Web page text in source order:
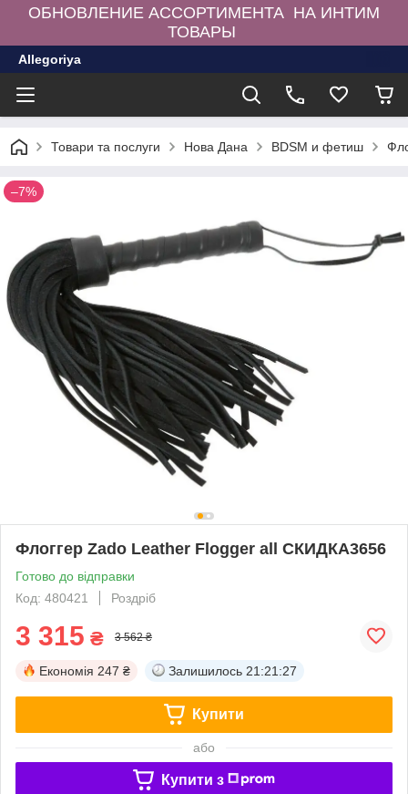
ОБНОВЛЕНИЕ АССОРТИМЕНТА НА ИНТИМ
ТОВАРЫ
Allegoriya
Товари та послуги Нова Дана BDSM и фетиш
–7%
Флоггер Zado Leather Flogger all СКИДКА3656
Готово до відправки
Код: 480421
Роздріб
3 315 ₴ 3 562 ₴
Економія 247 ₴ Залишилось 21:21:27
Купити
або
Купити з